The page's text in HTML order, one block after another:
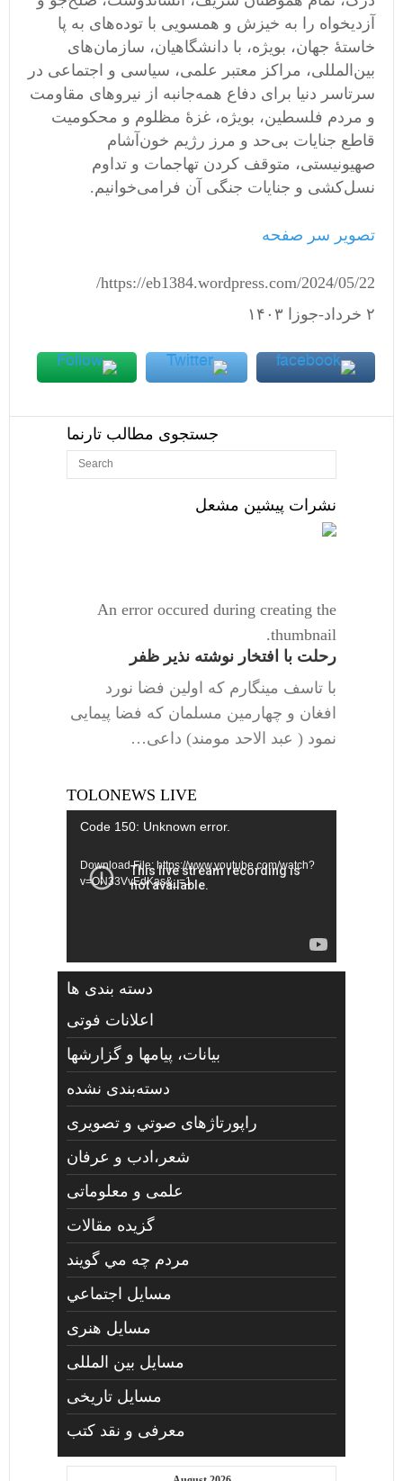
آزدیخواه‌ را به خیزش و همسویی با توده‌های به پا
خاستۀ جهان، بویژه، با دانشگاهیان، سازمان‌های
بین‌المللی، مراکز معتبر علمی، سیاسی و اجتماعی در
سرتاسر دنیا برای دفاع همه‌جانبه از نیروهای مقاومت
و مردم فلسطین، بویژه، غزۀ مظلوم و محکومیت
قاطع جنایات بی‌حد و مرز رژیم خون‌آشام
صهیونیستی، متوقف کردن تهاجمات و تداوم
نسل‌کشی و جنایات جنگی آن فرامی‌خوانیم.
تصویر سر صفحه
https://eb1384.wordpress.com/2024/05/22/
٢ خرداد-جوزا ١۴٠٣
جستجوی مطالب تارنما
نشرات پیشین مشعل
An error occured during creating the
thumbnail.
رحلت با افتخار نوشته نذیر ظفر
با تاسف مینگارم که اولین فضا نورد
افغان و چهارمین مسلمان که فضا پیمایی
نمود ( عبد الاحد مومند) داعی…
TOLONEWS LIVE
Video
Code 150: Unknown error.
Download File: https://www.youtube.com/watch?
v=ON33VvEdKas&_=1
دسته بندی ها
اعلانات فوتی
بیانات، پیامها و گزارشها
دسته‌بندی نشده
راپورتاژهای صوتي و تصويری
شعر،ادب و عرفان
علمی و معلوماتی
گزیده مقالات
مردم چه مي گويند
مسايل اجتماعي
مسايل هنری
مسایل بین المللی
مسایل تاریخی
معرفی و نقد کتب